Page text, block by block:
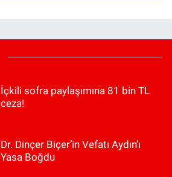
İçkili sofra paylaşımına 81 bin TL
ceza!
Dr. Dinçer Biçer’in Vefatı Aydın’ı
Yasa Boğdu